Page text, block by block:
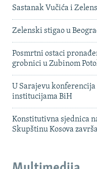
Sastanak Vučića i
Zelenski stigao u
Posmrtni ostaci
grobnici u Zubinom
U Sarajevu
institucijama BiH
Konstitutivna sjednica
Skupštinu Kosova